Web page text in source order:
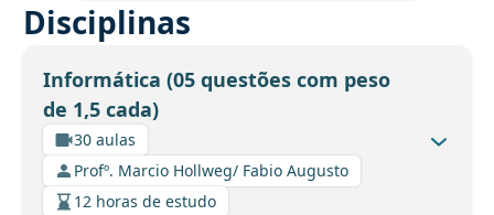
Disciplinas
Informática (05 questões com peso
de 1,5 cada)
30 aulas
Profº. Marcio Hollweg/ Fabio Augusto
12 horas de estudo